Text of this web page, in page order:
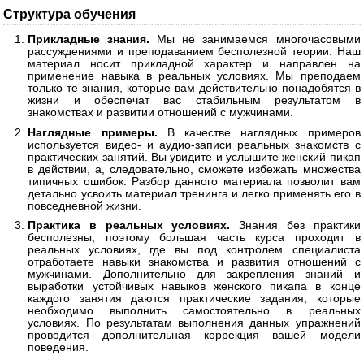
Структура обучения
Прикладные знания. Мы не занимаемся многочасовыми
рассуждениями и преподаванием бесполезной теории. Наш
материал носит прикладной характер и направлен на
применение навыка в реальных условиях. Мы преподаем
только те знания, которые вам действительно понадобятся в
жизни и обеспечат вас стабильным результатом в
знакомствах и развитии отношений с мужчинами.
Наглядные примеры. В качестве наглядных примеров
используется видео- и аудио-записи реальных знакомств с
практических занятий. Вы увидите и услышите женский пикап
в действии, а, следовательно, сможете избежать множества
типичных ошибок. Разбор данного материала позволит вам
детально усвоить материал тренинга и легко применять его в
повседневной жизни.
Практика в реальных условиях. Знания без практики
бесполезны, поэтому большая часть курса проходит в
реальных условиях, где вы под контролем специалиста
отработаете навыки знакомства и развития отношений с
мужчинами. Дополнительно для закрепления знаний и
выработки устойчивых навыков женского пикапа в конце
каждого занятия даются практические задания, которые
необходимо выполнить самостоятельно в реальных
условиях. По результатам выполнения данных упражнений
проводится дополнительная коррекция вашей модели
поведения.